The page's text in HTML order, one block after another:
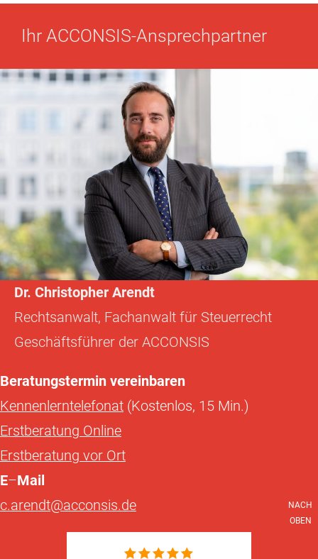
Ihr ACCONSIS-Ansprechpartner
Dr. Christopher Arendt
Rechtsanwalt, Fachanwalt für Steuerrecht
Geschäftsführer der ACCONSIS
Beratungstermin vereinbaren
Kennenlerntelefonat (Kostenlos, 15 Min.)
Erstberatung Online
Erstberatung vor Ort
E–Mail
c.arendt@acconsis.de
NACH
OBEN